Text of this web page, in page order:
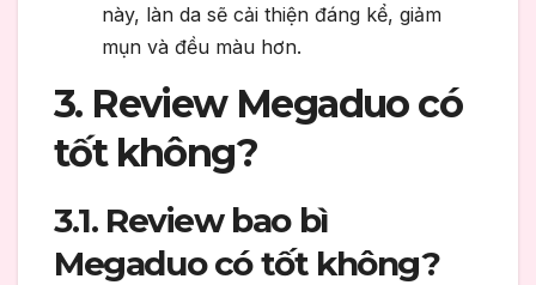
này, làn da sẽ cải thiện đáng kể, giảm
mụn và đều màu hơn.
3. Review Megaduo có
tốt không?
3.1. Review bao bì
Megaduo có tốt không?